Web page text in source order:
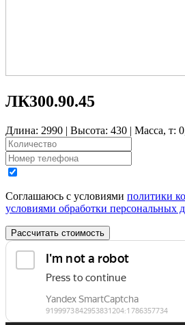
ЛК300.90.45
Длина: 2990 | Высота: 430 | Масса, т:
Соглашаюсь с условиями политики
условиями обработки персональных
Рассчитать стоимость